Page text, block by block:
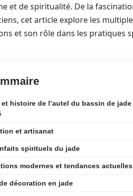
et de spiritualité. De la
cet article explore les
et son rôle dans les pratiques
histoire de l’autel du bassin de jade
et artisanat
spirituels du jade
modernes et tendances actuelles
décoration en jade